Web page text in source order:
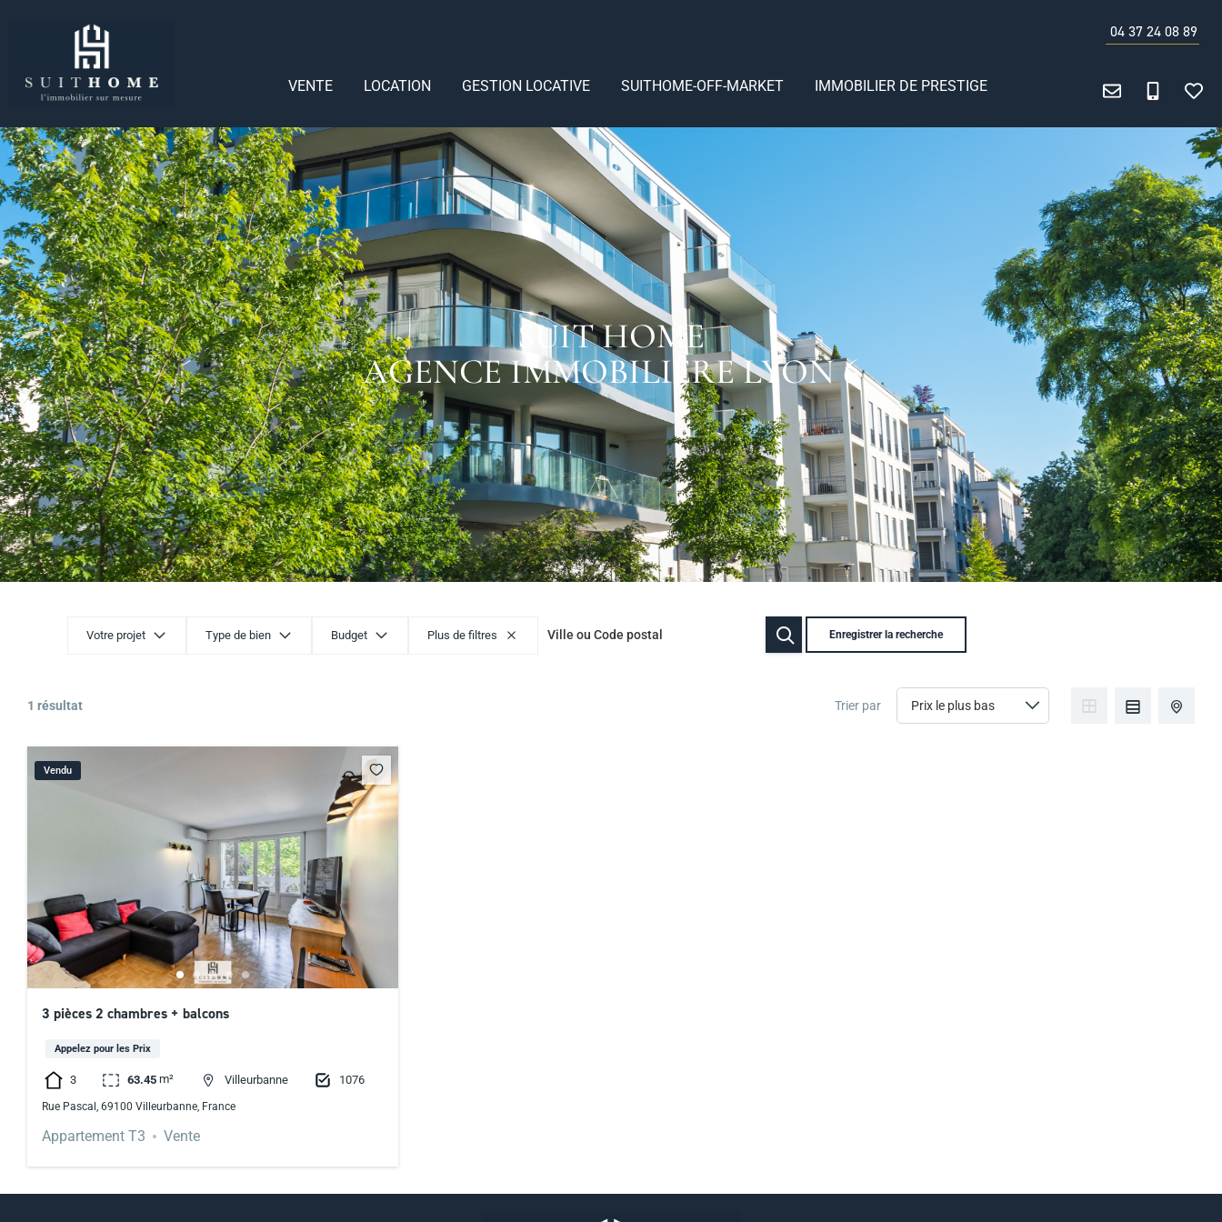
VENTE LOCATION GESTION LOCATIVE SUITHOME-OFF-MARKET IMMOBILIER DE PRESTIGE
04 37 24 08 89
SUIT HOME
AGENCE IMMOBILIÈRE LYON 6
Enregistrer la recherche
Votre projet Type de bien Budget Plus de filtres
1 résultat Trier par
Vendu
3 pièces 2 chambres + balcons
Appelez pour les Prix
3 63.45 m² Villeurbanne 1076
Rue Pascal, 69100 Villeurbanne, France
Appartement T3 Vente